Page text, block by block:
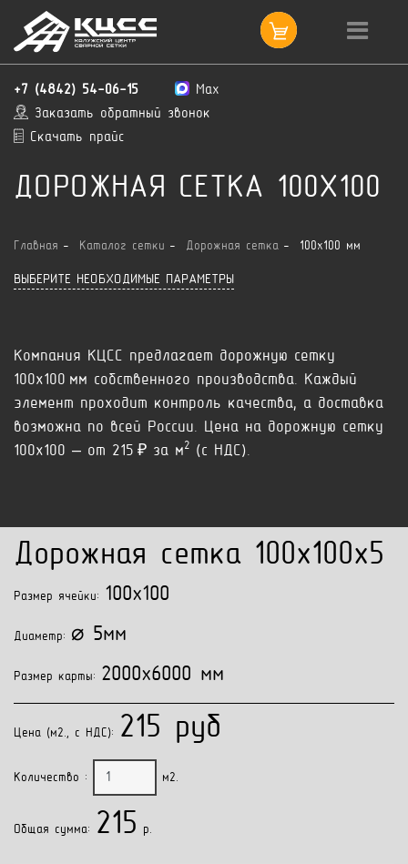
+7 (4842) 54-06-15
Max
Заказать обратный звонок
Скачать прайс
ДОРОЖНАЯ СЕТКА 100X100
Главная Каталог сетки Дорожная сетка 100x100 мм
ВЫБЕРИТЕ НЕОБХОДИМЫЕ ПАРАМЕТРЫ
Компания КЦСС предлагает дорожную сетку
100x100 мм собственного производства. Каждый
элемент проходит контроль качества, а доставка
возможна по всей России. Цена на дорожную сетку
100x100 – от 215 ₽ за м2 (с НДС).
Дорожная сетка 100x100x5
Размер ячейки: 100x100
Диаметр: ⌀ 5мм
Размер карты: 2000x6000 мм
Цена (м2., с НДС): 215 руб
Количество : м2.
Общая сумма: 215 p.